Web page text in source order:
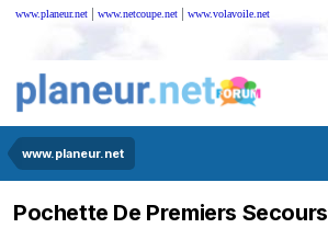
www.planeur.net | www.netcoupe.net | www.volavoile.net
www.planeur.net
Pochette De Premiers Secours